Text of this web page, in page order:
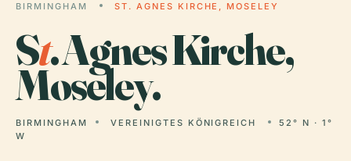
BIRMINGHAM
ST. AGNES KIRCHE, MOSELEY
St. Agnes Kirche,
Moseley.
BIRMINGHAM VEREINIGTES KÖNIGREICH
52° N · 1°
W